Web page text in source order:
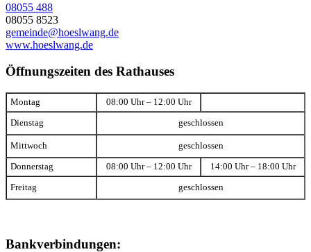
08055 488
08055 8523
gemeinde@hoeslwang.de
www.hoeslwang.de
Öffnungszeiten des Rathauses
Montag 08:00 Uhr – 12:00 Uhr
Dienstag geschlossen
Mittwoch geschlossen
Donnerstag 08:00 Uhr – 12:00 Uhr 14:00 Uhr – 18:00 Uhr
Freitag geschlossen
Bankverbindungen: